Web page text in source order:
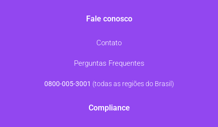
Fale conosco
Contato
Perguntas Frequentes
0800-005-3001 (todas as regiões do Brasil)
Compliance